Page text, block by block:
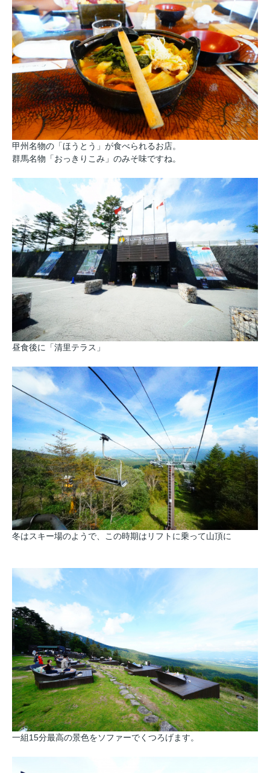
甲州名物の「ほうとう」が食べられるお店。
群馬名物「おっきりこみ」のみそ味ですね。
昼食後に「清里テラス」
冬はスキー場のようで、この時期はリフトに乗って山頂に
一組15分最高の景色をソファーでくつろげます。